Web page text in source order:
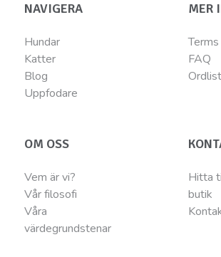
NAVIGERA
Hundar
Katter
Blog
Uppfodare
MER
FAQ
OM OSS
Vem är vi?
Vår filosofi
Våra
värdegrundstenar
Hitta
butik